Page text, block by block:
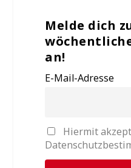
Melde dich
an!
E-Mail-Adresse
Hiermit